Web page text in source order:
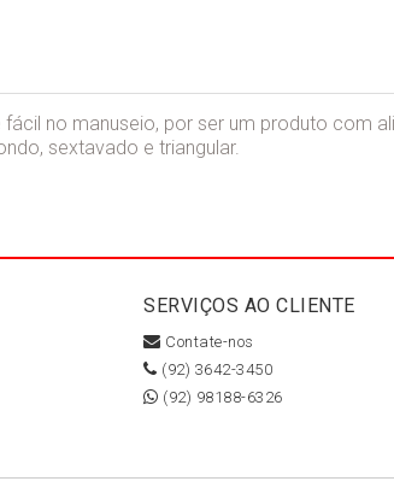
fácil no manuseio, por ser um produto com
sextavado e triangular.
SERVIÇOS AO CLIENTE
Contate-nos
(92) 3642-3450
(92) 98188-6326